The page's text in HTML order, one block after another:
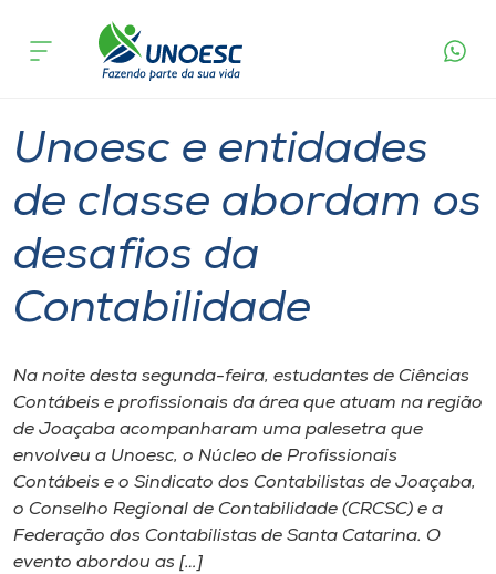
Cursos
Pesquisa
Atendimento ao Estudante
Portal de Ensino
A
Internacionalização
I.nova
acontece
Unoesc e entidades
de classe abordam os
desafios da
Contabilidade
Na noite desta segunda-feira, estudantes de Ciências
Contábeis e profissionais da área que atuam na região
de Joaçaba acompanharam uma palesetra que
envolveu a Unoesc, o Núcleo de Profissionais
Contábeis e o Sindicato dos Contabilistas de Joaçaba,
o Conselho Regional de Contabilidade (CRCSC) e a
Federação dos Contabilistas de Santa Catarina. O
evento abordou as […]